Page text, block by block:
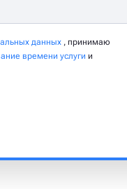
данных , принимаю
времени услуги и